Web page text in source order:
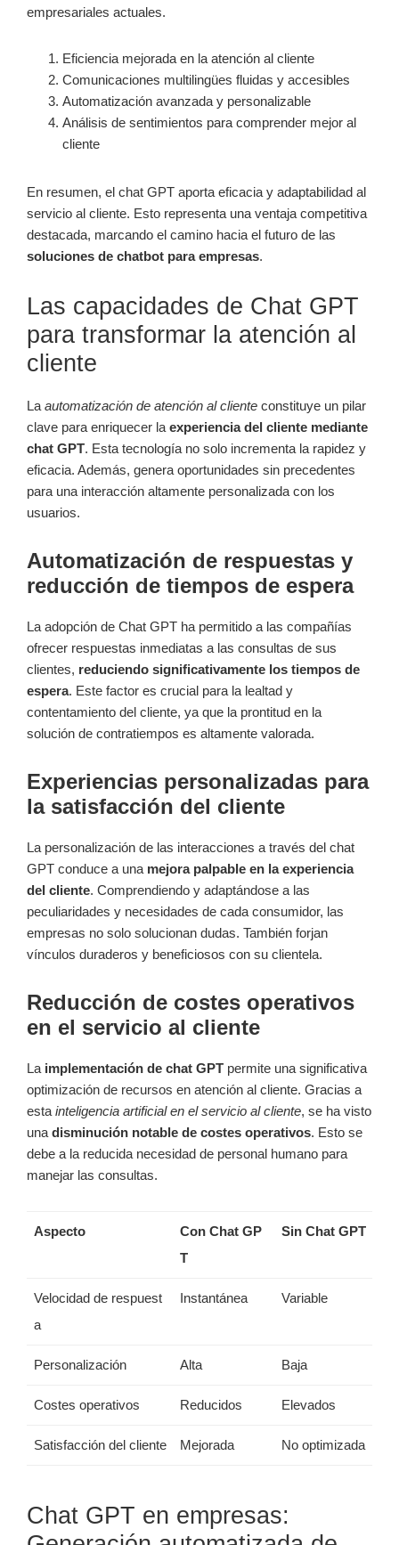
empresariales actuales.
Eficiencia mejorada en la atención al cliente
Comunicaciones multilingües fluidas y accesibles
Automatización avanzada y personalizable
Análisis de sentimientos para comprender mejor al
cliente
En resumen, el chat GPT aporta eficacia y adaptabilidad al
servicio al cliente. Esto representa una ventaja competitiva
destacada, marcando el camino hacia el futuro de las
soluciones de chatbot para empresas.
Las capacidades de Chat GPT
para transformar la atención al
cliente
La automatización de atención al cliente constituye un pilar
clave para enriquecer la experiencia del cliente mediante
chat GPT. Esta tecnología no solo incrementa la rapidez y
eficacia. Además, genera oportunidades sin precedentes
para una interacción altamente personalizada con los
usuarios.
Automatización de respuestas y
reducción de tiempos de espera
La adopción de Chat GPT ha permitido a las compañías
ofrecer respuestas inmediatas a las consultas de sus
clientes, reduciendo significativamente los tiempos de
espera. Este factor es crucial para la lealtad y
contentamiento del cliente, ya que la prontitud en la
solución de contratiempos es altamente valorada.
Experiencias personalizadas para
la satisfacción del cliente
La personalización de las interacciones a través del chat
GPT conduce a una mejora palpable en la experiencia
del cliente. Comprendiendo y adaptándose a las
peculiaridades y necesidades de cada consumidor, las
empresas no solo solucionan dudas. También forjan
vínculos duraderos y beneficiosos con su clientela.
Reducción de costes operativos
en el servicio al cliente
La implementación de chat GPT permite una significativa
optimización de recursos en atención al cliente. Gracias a
esta inteligencia artificial en el servicio al cliente, se ha visto
una disminución notable de costes operativos. Esto se
debe a la reducida necesidad de personal humano para
manejar las consultas.
Aspecto
Con Chat GP
T
Sin Chat GPT
Velocidad de respuest
a
Instantánea Variable
Personalización Alta Baja
Costes operativos Reducidos Elevados
Satisfacción del cliente Mejorada No optimizada
Chat GPT en empresas: